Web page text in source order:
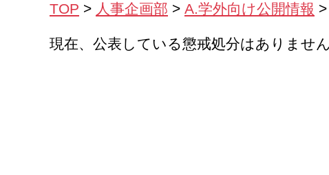
TOP > 人事企画部 > A.学外向け公開情報 >
現在、公表している懲戒処分はありません